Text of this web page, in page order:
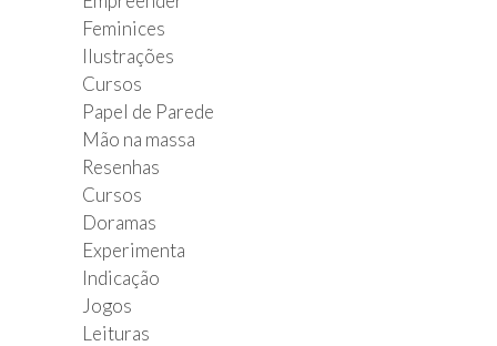
Feminices
Ilustrações
Cursos
Papel de Parede
Mão na massa
Resenhas
Cursos
Doramas
Experimenta
Indicação
Jogos
Leituras